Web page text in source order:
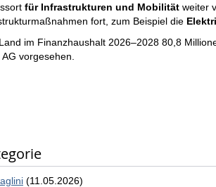
für Infrastrukturen und Mobilität weiter
fort, zum Beispiel die
im Finanzhaushalt 2026–2028 80,8
vorgesehen.
(11.05.2026)